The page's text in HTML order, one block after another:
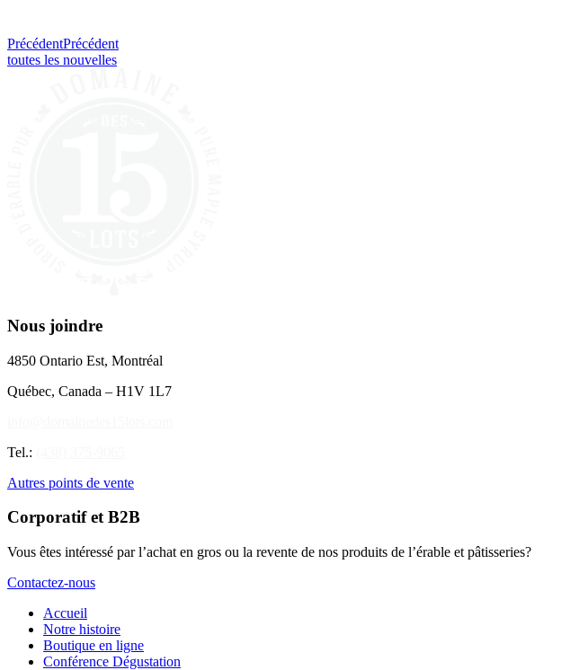
PrécédentPrécédent
toutes les nouvelles
Nous joindre
4850 Ontario Est, Montréal
Québec, Canada – H1V 1L7
Tel.:
Autres points de vente
Corporatif et B2B
Vous êtes intéressé par l’achat en gros ou la revente de nos produits de l’érable et pâtisseries?
Contactez-nous
Accueil
Notre histoire
Boutique en ligne
Conférence Dégustation